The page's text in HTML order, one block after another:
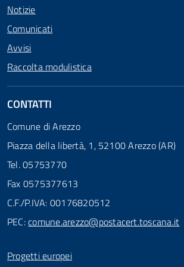
Notizie
Comunicati
Avvisi
Raccolta modulistica
CONTATTI
Comune di Arezzo
Piazza della libertà, 1, 52100 Arezzo (AR)
Tel. 05753770
Fax 0575377613
C.F./P.IVA: 00176820512
PEC:comune.arezzo@postacert.toscana.it
Progetti europei